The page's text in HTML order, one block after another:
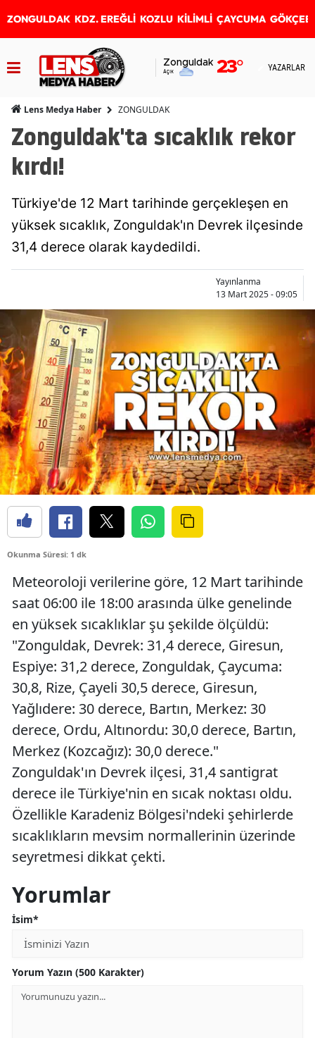
ZONGULDAK KDZ. EREĞLİ KOZLU KİLİMLİ ÇAYCUMA
Zonguldak
Açık 23° YAZARLAR
Lens Medya Haber ZONGULDAK
Zonguldak'ta sıcaklık rekor
kırdı!
Türkiye'de 12 Mart tarihinde gerçekleşen en
yüksek sıcaklık, Zonguldak'ın Devrek ilçesinde
31,4 derece olarak kaydedildi.
Yayınlanma
13 Mart 2025 - 09:05
Okunma Süresi: 1 dk
Meteoroloji verilerine göre, 12 Mart tarihinde
saat 06:00 ile 18:00 arasında ülke genelinde
en yüksek sıcaklıklar şu şekilde ölçüldü:
"Zonguldak, Devrek: 31,4 derece, Giresun,
Espiye: 31,2 derece, Zonguldak, Çaycuma:
30,8, Rize, Çayeli 30,5 derece, Giresun,
Yağlıdere: 30 derece, Bartın, Merkez: 30
derece, Ordu, Altınordu: 30,0 derece, Bartın,
Merkez (Kozcağız): 30,0 derece."
Zonguldak'ın Devrek ilçesi, 31,4 santigrat
derece ile Türkiye'nin en sıcak noktası oldu.
Özellikle Karadeniz Bölgesi'ndeki şehirlerde
sıcaklıkların mevsim normallerinin üzerinde
seyretmesi dikkat çekti.
Yorumlar
İsim*
Yorum Yazın (500 Karakter)